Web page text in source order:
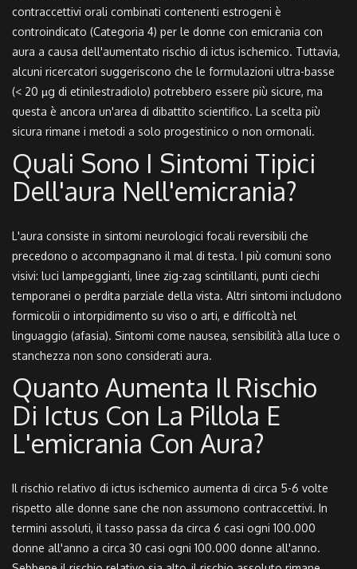
contraccettivi orali combinati contenenti estrogeni è
controindicato (Categoria 4) per le donne con emicrania con
aura a causa dell'aumentato rischio di ictus ischemico. Tuttavia,
alcuni ricercatori suggeriscono che le formulazioni ultra-basse
(< 20 µg di etinilestradiolo) potrebbero essere più sicure, ma
questa è ancora un'area di dibattito scientifico. La scelta più
sicura rimane i metodi a solo progestinico o non ormonali.
Quali Sono I Sintomi Tipici
Dell'aura Nell'emicrania?
L'aura consiste in sintomi neurologici focali reversibili che
precedono o accompagnano il mal di testa. I più comuni sono
visivi: luci lampeggianti, linee zig-zag scintillanti, punti ciechi
temporanei o perdita parziale della vista. Altri sintomi includono
formicolii o intorpidimento su viso o arti, e difficoltà nel
linguaggio (afasia). Sintomi come nausea, sensibilità alla luce o
stanchezza non sono considerati aura.
Quanto Aumenta Il Rischio
Di Ictus Con La Pillola E
L'emicrania Con Aura?
Il rischio relativo di ictus ischemico aumenta di circa 5-6 volte
rispetto alle donne sane che non assumono contraccettivi. In
termini assoluti, il tasso passa da circa 6 casi ogni 100.000
donne all'anno a circa 30 casi ogni 100.000 donne all'anno.